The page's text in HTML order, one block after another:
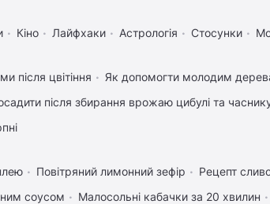
Кіно Лайфхаки Астрологія Стосунки
після цвітіння Як допомогти молодим
після збирання врожаю цибулі та
Повітряний лимонний зефір
Рецепт
соусом
Малосольні кабачки за 20 хвилин